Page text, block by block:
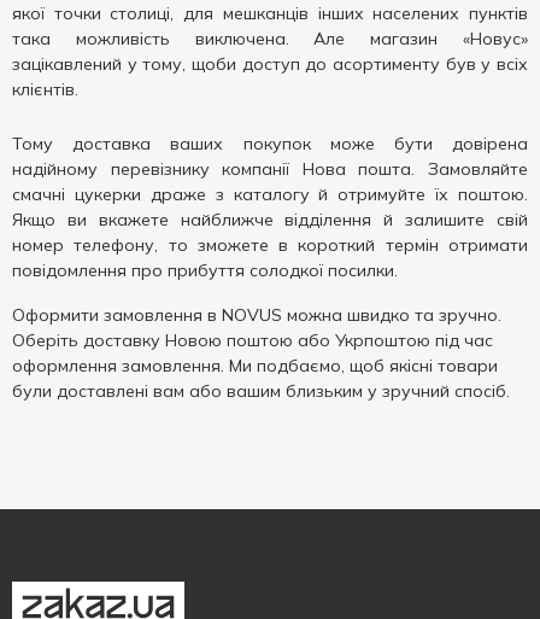
якої точки столиці, для мешканців інших населених пунктів
така можливість виключена. Але магазин «Новус»
зацікавлений у тому, щоби доступ до асортименту був у всіх
клієнтів.
Тому доставка ваших покупок може бути довірена
надійному перевізнику компанії Нова пошта. Замовляйте
смачні цукерки драже з каталогу й отримуйте їх поштою.
Якщо ви вкажете найближче відділення й залишите свій
номер телефону, то зможете в короткий термін отримати
повідомлення про прибуття солодкої посилки.
Оформити замовлення в NOVUS можна швидко та зручно.
Оберіть доставку Новою поштою або Укрпоштою під час
оформлення замовлення. Ми подбаємо, щоб якісні товари
були доставлені вам або вашим близьким у зручний спосіб.